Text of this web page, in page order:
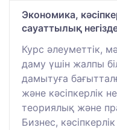
Экономика,
сауаттылық
Курс әлеуметтік,
даму үшін жалпы
дамытуға
және кәсіпкерлік
теориялық және
Бизнес,